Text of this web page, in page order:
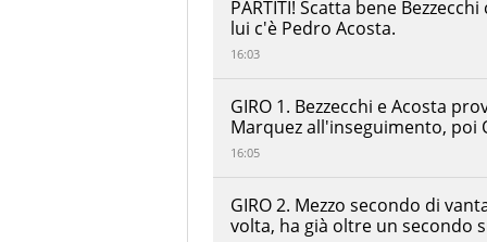
GIRO 2. Mezzo secondo di
volta, ha già oltre un secondo
GIRO 1. Bezzecchi e Acosta
Marquez all'inseguimento, poi
16:05
PARTITI! Scatta bene
lui c'è Pedro Acosta.
16:03
Factory
Racing
Espargaro
KTM Tech3
+00:00:10.121
Ai Ogura
Luca
Marini
Honda
+00:00:12.016